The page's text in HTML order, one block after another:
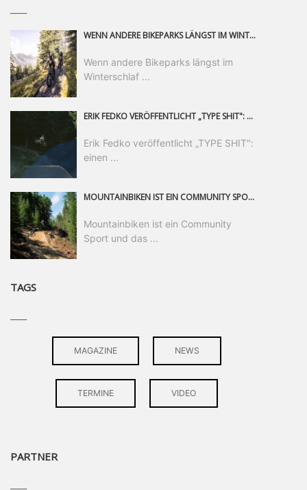
WENN ANDERE BIKEPARKS LÄNGST IM WINTERSCHLAF SIND, IST MAN IN SAALFELDEN LEOGANG IMMER NOCH AM MOUNTAINBIKEN. IST DER HERBST DIE SCHÖNSTE ZEIT DES JAHRES? AUF DEN TRAILS RUND UM SAALFELDEN LEOGANG UND IM EPIC BIKEPARK LEOGANG IST ER DAS AUF JEDEN FALL – UND DIE GEFÜHLT DIE LÄNGSTE NOCH DAZU. NOCH BIS MINDESTENS 8. NOVEMBER STEHT DAS PINZGAUER MOUNTAINBIKE-PARADIES ALLEN RIDERN OFFEN, DIE EINFACH NICHT GENUG KRIEGEN KÖNNEN. DABEI HÄLT DIE GOLDENE JAHRESZEIT IN SAALFELDEN LEOGANG WEIT MEHR ALS LINES, TRAILS UND HERBSTPANORAMEN BEREIT: MIT DEM BIKE FESTIVAL, VERSCHIEDENEN LADIES SHRED EVENTS UND EINEM DIE GESAMTE SAISON ANDAUERNDEN PHOTO CONTEST ZUM 25-JÄHRIGEN BIKEPARK-JUBILÄUM GIBT ES RUND UM ÖSTERREICHS ÄLTESTEN BIKEPARK EINIGES ZU ERLEBEN.
Wenn andere Bikeparks längst im
Winterschlaf ...
ERIK FEDKO VERÖFFENTLICHT „TYPE SHIT": EINEN 23-MINÜTIGEN MOUNTAINBIKE-FILM, ÜBER DREI JAHRE RUND UM DIE WELT GEDREHT. ZEITGLEICH LAUNCHT ER DIE GLEICHNAMIGE KOLLEKTION SEINER BRAND TYPE. EIN SEGMENT DES FILMS ERSCHEINT SEPARAT AUF RED BULL BIKE.
Erik Fedko veröffentlicht „TYPE SHIT":
einen ...
MOUNTAINBIKEN IST EIN COMMUNITY SPORT UND DAS BEWEIST SICH IN DER BIKE REPUBLIC SÖLDEN GERADE EINDRUCKSVOLL AUF ALLEN LEVELN. FREERIDE PROFI, SHAPERIN UND FRISCH GEWÄHLTE SWATCH NINES MVP VERO SANDLER IST BEGEISTERT VON DER VIELFALT DER BIKE DESTINATION, DER NEUEN JUMPLINE UND PLÄDIERT FÜR MUT BEI (FRAUEN) COMMUNITIES. VERO UND IHR VERLOBTER SAM HODGES VERBRINGEN MEHRERE MONATE IN DER BIKE REPUBLIC UND LASSEN UNS DARAN TEILHABEN. UM COMMUNITY GEHT ES AUCH BEI DER PARTNERSCHAFT ZWISCHEN SÖLDEN UND DEM NEUEN RIDERS PARK DONOVALY IN DER SLOWAKEI: DER DORTIGE TOURISMUSDIREKTOR JIRI PEC IST ÜBERZEUGT: VON MEHR BIKEPARKS PROFITIERT DIE GANZE MTB-SZENE – UND MIT DOMINIK LINSER, GESCHÄFTSFÜHRER DER BRS, HAT ER DAMIT DEN PERFEKTEN PARTNER GEFUNDEN.
Mountainbiken ist ein Community
Sport und das ...
TAGS
MAGAZINE NEWS
TERMINE VIDEO
PARTNER